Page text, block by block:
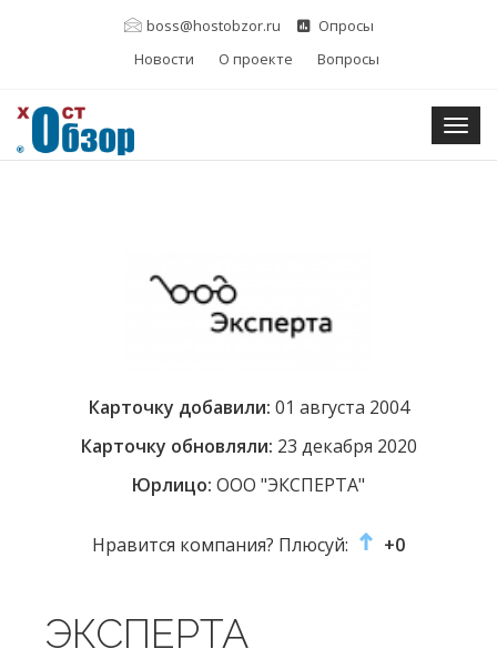
boss@hostobzor.ru
Опросы
Новости
О проекте Вопросы
Карточку добавили: 01 августа 2004
Карточку обновляли: 23 декабря 2020
Юрлицо: ООО "ЭКСПЕРТА"
Нравится компания? Плюсуй: +0
ЭКСПЕРТА